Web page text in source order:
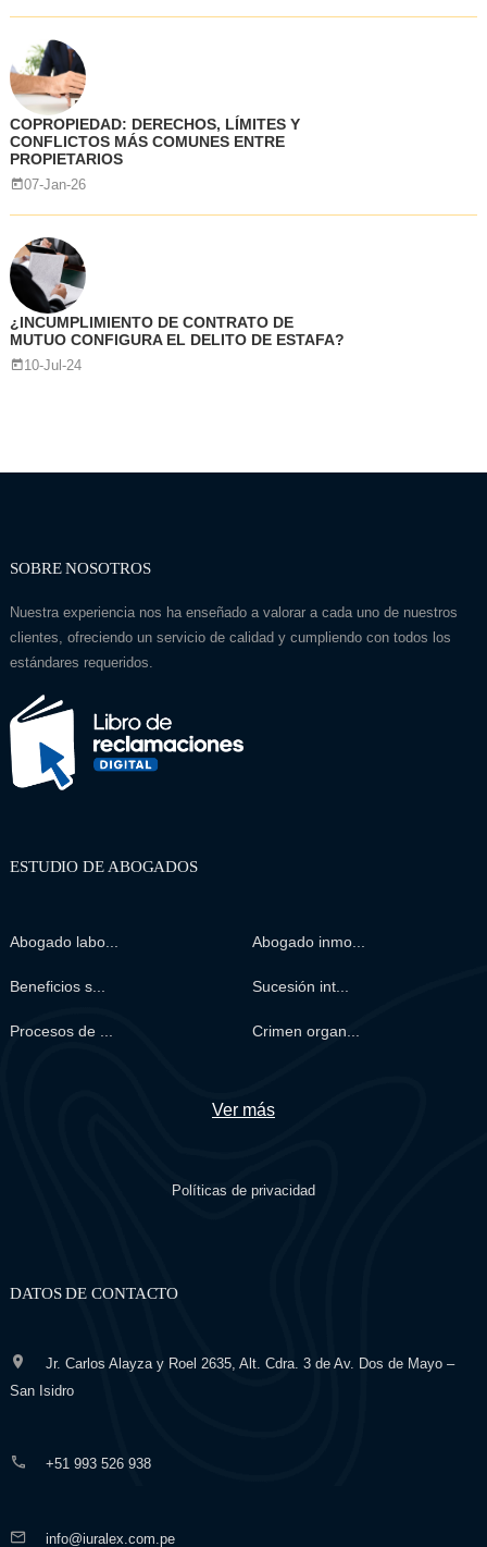
COPROPIEDAD: DERECHOS, LÍMITES Y
CONFLICTOS MÁS COMUNES ENTRE
PROPIETARIOS
07-Jan-26
¿INCUMPLIMIENTO DE CONTRATO DE
MUTUO CONFIGURA EL DELITO DE ESTAFA?
10-Jul-24
SOBRE NOSOTROS
Nuestra experiencia nos ha enseñado a valorar a cada uno de nuestros
clientes, ofreciendo un servicio de calidad y cumpliendo con todos los
estándares requeridos.
ESTUDIO DE ABOGADOS
Abogado labo... Abogado inmo...
Beneficios s... Sucesión int...
Procesos de ... Crimen organ...
Ver más
Políticas de privacidad
DATOS DE CONTACTO
Jr. Carlos Alayza y Roel 2635, Alt. Cdra. 3 de Av. Dos de Mayo –
San Isidro
+51 993 526 938
info@iuralex.com.pe